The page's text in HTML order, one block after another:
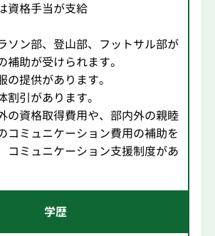
資格手当が支給
ソン部、登山部、フットサル部が
補助が受けられます。
提供があります。
引があります。
の資格取得費用や、部内外の親睦
コミュニケーション費用の補助を
コミュニケーション支援制度があ
学歴